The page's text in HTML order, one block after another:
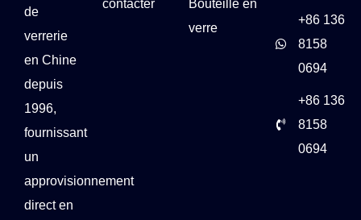
de
verrerie
en Chine
depuis
1996,
fournissant
un
approvisionnement
direct en
contacter
Bouteille en
verre
+86 136
8158
0694
+86 136
8158
0694